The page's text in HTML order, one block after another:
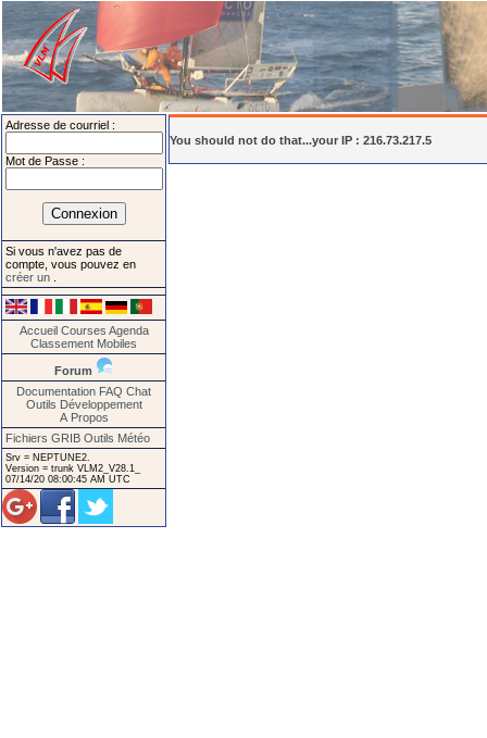
Adresse de courriel :
Mot de Passe :
Si vous n'avez pas de
compte, vous pouvez en
créer un
Accueil Courses Agenda
Classement Mobiles
Forum
Documentation FAQ Chat
Outils Développement
A Propos
Fichiers GRIB Outils Météo
Srv = NEPTUNE2.
Version = trunk VLM2_V28.1_
07/14/20 08:00:45 AM UTC
You should not do that...your IP : 216.73.217.5